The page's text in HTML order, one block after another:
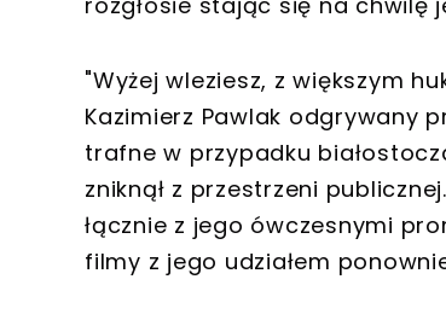
"Wyżej wleziesz, z większym
Kazimierz Pawlak odgrywany
trafne w przypadku
zniknął z przestrzeni publicznej.
łącznie z jego ówczesnymi
filmy z jego udziałem